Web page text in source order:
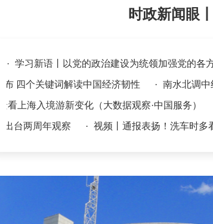
时政新闻眼
· 学习新语丨以党的政治建设为统领加强党的各
布 四个关键词解读中国经济韧性 · 南水北调中
境游新变化（大数据观察·中国服务） · 长江
年观察 · 视频丨通报表扬！洗车时多看了一眼